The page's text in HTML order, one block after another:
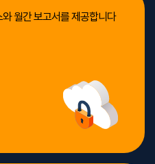
월간 보고서를 제공합니다